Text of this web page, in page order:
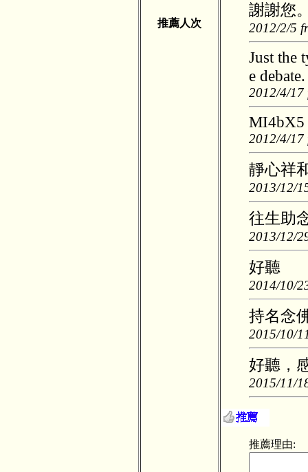
推薦人次
謝謝您
2012/2/5
Just the
e debate.
2012/4/17
MI4bX5
2012/4/17
靜心祥
2013/12/
往生助
2013/12/
好聽
2014/10/
持名念
2015/10/
好聽，
2015/11/
推薦理由: